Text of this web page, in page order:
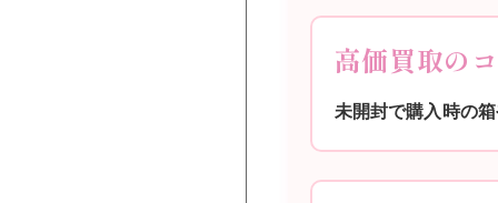
高価買取の
未開封で購入時の